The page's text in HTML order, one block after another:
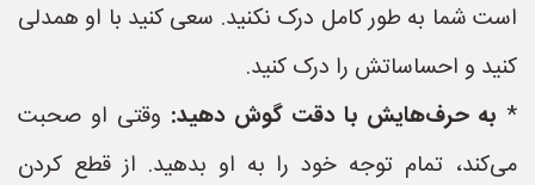
است شما به طور کامل درک نکنید. سعی کنید با او همدلی
کنید و احساساتش را درک کنید.
* به حرف‌هایش با دقت گوش دهید: وقتی او صحبت
می‌کند، تمام توجه خود را به او بدهید. از قطع کردن